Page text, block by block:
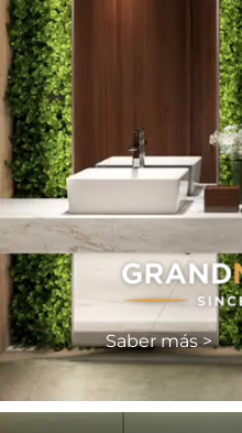
Comprar
Programar Una Llamada
Saber más >